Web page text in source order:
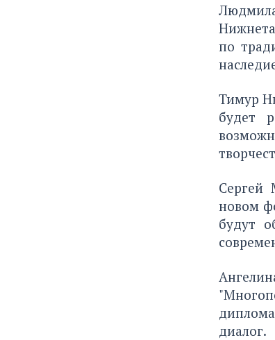
по
Тимур
будет
Сергей
новом
будут
диалог.